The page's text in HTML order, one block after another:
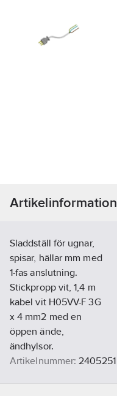
Artikelinformation
Sladdställ för ugnar,
spisar, hällar mm med
1-fas anslutning.
Stickpropp vit, 1,4 m
kabel vit H05VV-F 3G
x 4 mm2 med en
öppen ände,
ändhylsor.
Artikelnummer: 2405251